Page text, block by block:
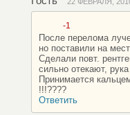
-1
После перелома
но поставили на
Сделали повт.
сильно отекают,
Принимается
!!!????
Ответить